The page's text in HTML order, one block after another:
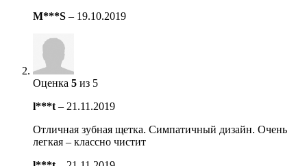
M***S – 19.10.2019
Оценка 5 из 5
l***t – 21.11.2019
Отличная зубная щетка. Симпатичный дизайн. Очень
легкая – классно чистит